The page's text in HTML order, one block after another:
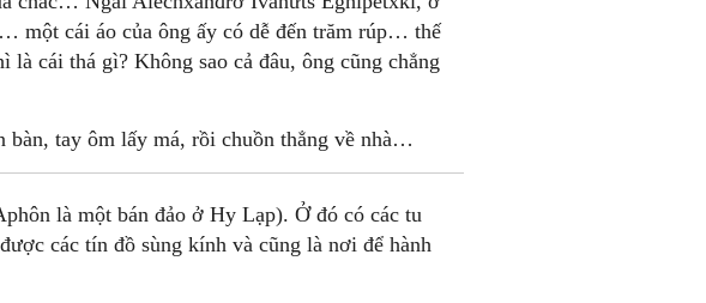
một cái áo của ông ấy có dễ đến trăm rúp… thế
cái thá gì? Không sao cả đâu, ông cũng chẳng
bàn, tay ôm lấy má, rồi chuồn thẳng về nhà…
là một bán đảo ở Hy Lạp). Ở đó có các tu
các tín đồ sùng kính và cũng là nơi để hành